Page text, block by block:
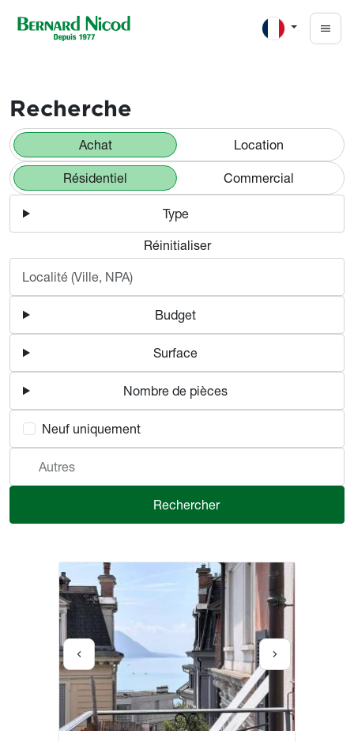
Appartements et maisons à
Recherche
Achat Location
Résidentiel Commercial
Type
Réinitialiser
Budget
Surface
Nombre de pièces
Neuf uniquement
Autres
Rechercher